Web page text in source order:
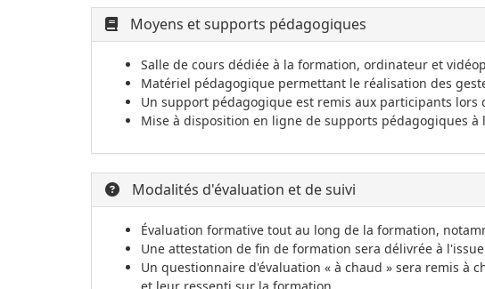
Moyens et supports pédagogiques
Salle de cours dédiée à la formation, ordinateur et
Matériel pédagogique permettant le réalisation des
Un support pédagogique est remis aux participants lors
Mise à disposition en ligne de supports pédagogiques à
Modalités d'évaluation et de suivi
Évaluation formative tout au long de la formation,
Une attestation de fin de formation sera délivrée à
Un questionnaire d'évaluation « à chaud » sera remis
et leur ressenti sur la formation